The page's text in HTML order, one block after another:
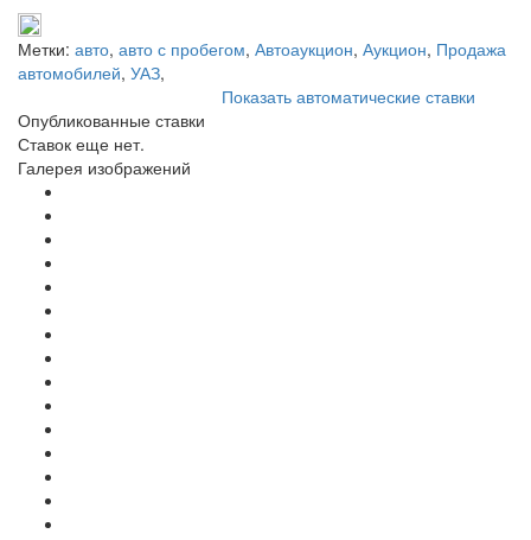
Метки: авто, авто с пробегом, Автоаукцион, Аукцион, Продажа
автомобилей, УАЗ,
Показать автоматические ставки
Опубликованные ставки
Ставок еще нет.
Галерея изображений